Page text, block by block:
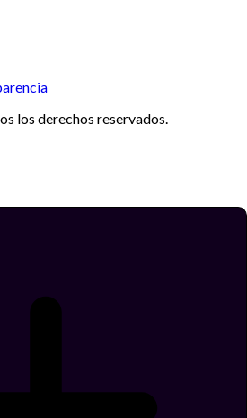
los derechos reservados.